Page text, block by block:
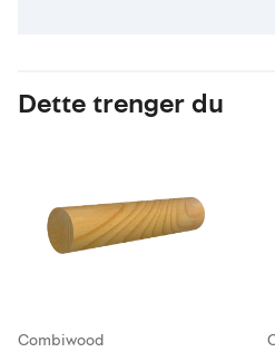
Dette trenger du
Combiwood